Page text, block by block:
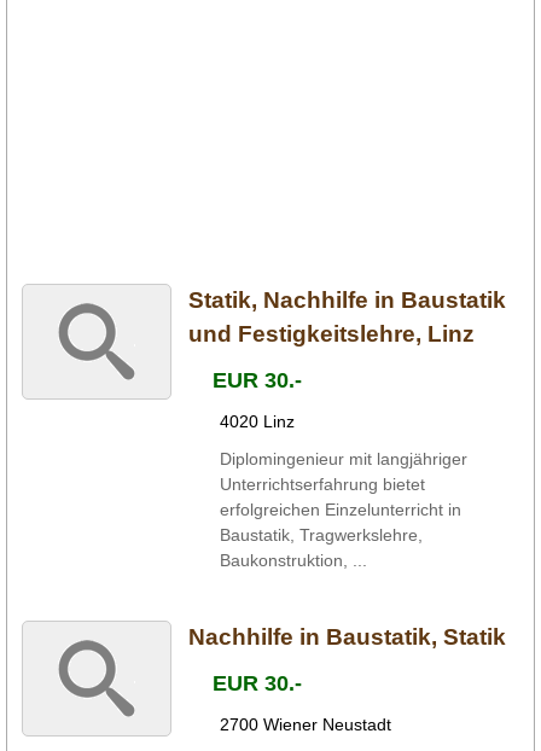
Statik, Nachhilfe in Baustatik
und Festigkeitslehre, Linz
EUR 30.-
4020 Linz
Diplomingenieur mit langjähriger
Unterrichtserfahrung bietet
erfolgreichen Einzelunterricht in
Baustatik, Tragwerkslehre,
Baukonstruktion, ...
Nachhilfe in Baustatik, Statik
EUR 30.-
2700 Wiener Neustadt